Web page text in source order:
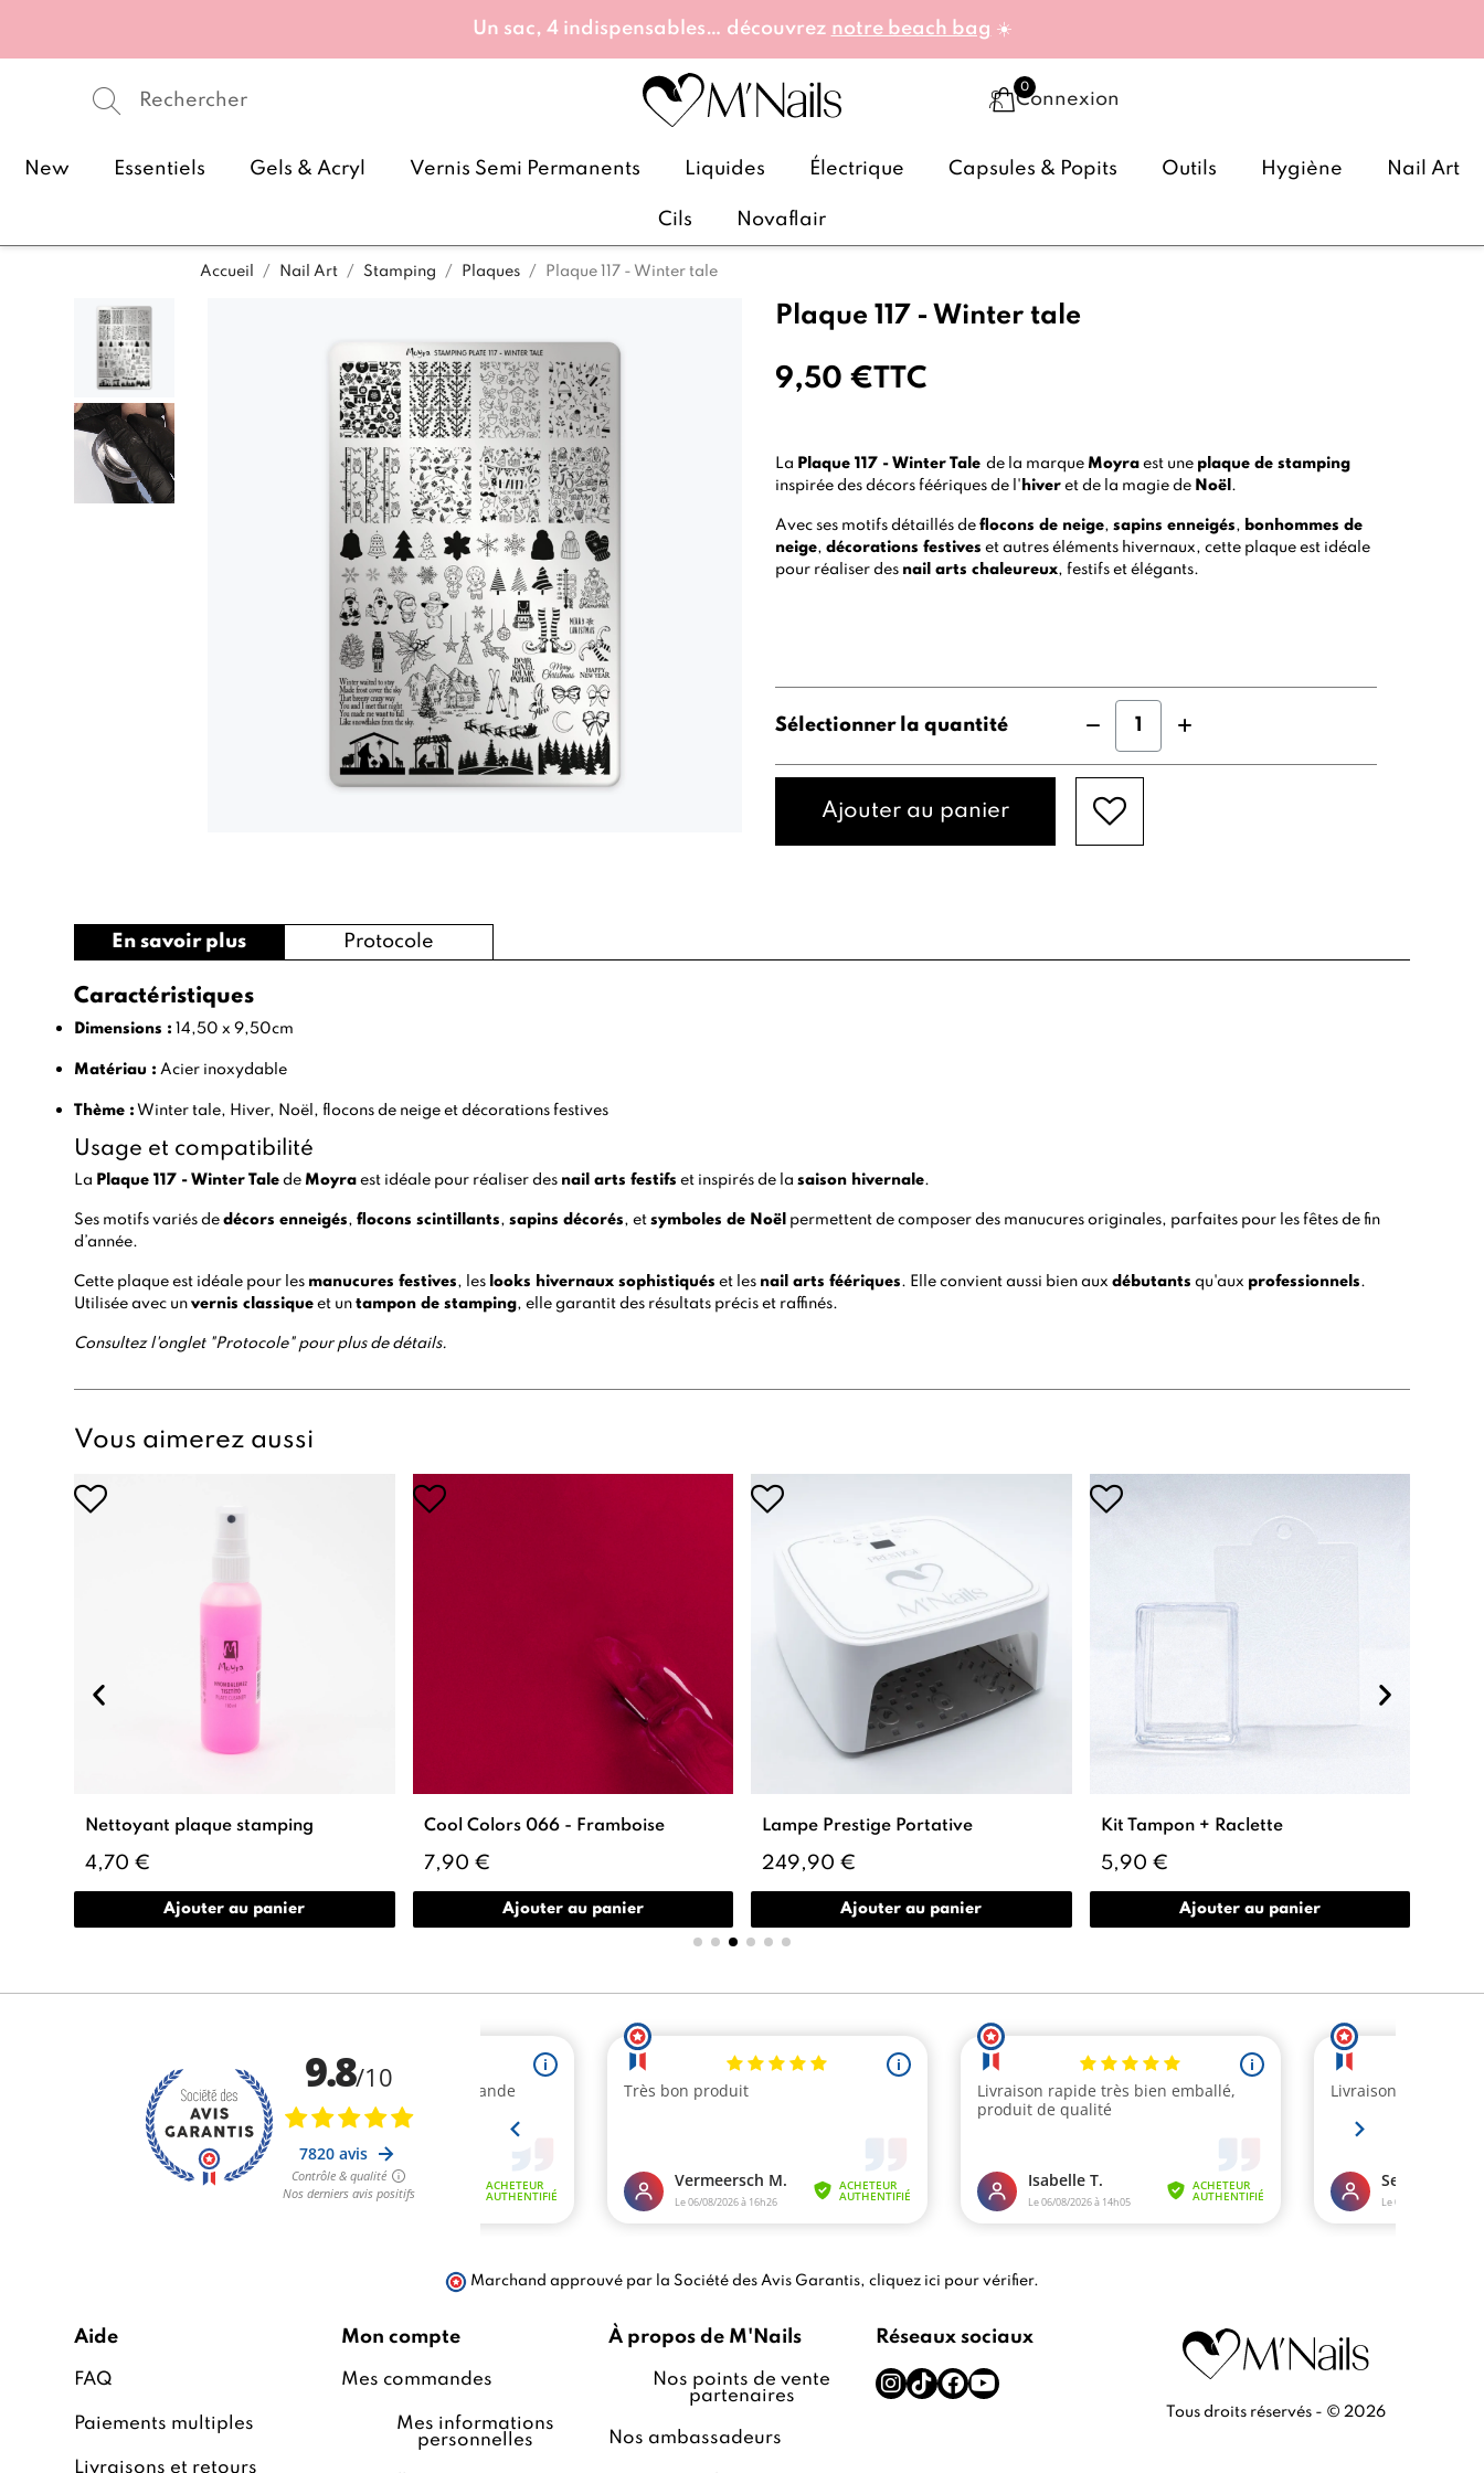
Un sac, 4 indispensables… découvrez notre beach bag ☀️
Connexion
New Essentiels Gels & Acryl Vernis Semi Permanents Liquides Électrique Capsules & Popits Outils Hygiène Nail Art
Cils Novaflair
Accueil Nail Art Stamping Plaques Plaque 117 - Winter tale
Plaque 117 - Winter tale
9,50 €TTC
La Plaque 117 - Winter Tale de la marque Moyra est une plaque de stamping
inspirée des décors féériques de l' hiver et de la magie de Noël .
Avec ses motifs détaillés deflocons de neige,sapins enneigés , bonhommes de
neige,décorations festives et autres éléments hivernaux, cette plaque est idéale
pour réaliser des nail arts chaleureux, festifs et élégants.
Sélectionner la quantité
Ajouter au panier
En savoir plus Protocole
Caractéristiques
Dimensions : 14,50 x 9,50cm
Matériau : Acier inoxydable
Thème : Winter tale, Hiver, Noël, flocons de neige et décorations festives
Usage et compatibilité
La Plaque 117 - Winter Tale de Moyra est idéale pour réaliser des nail arts festifs et inspirés de lasaison hivernale.
Ses motifs variés dedécors enneigés ,flocons scintillants ,sapins décorés , etsymboles de Noël permettent de composer des manucures originales, parfaites pour les fêtes de fin
d’année.
Cette plaque est idéale pour les manucures festives , les looks hivernaux sophistiqués et les nail arts féériques . Elle convient aussi bien auxdébutants qu'aux professionnels .
Utilisée avec unvernis classique et untampon de stamping, elle garantit des résultats précis et raffinés.
Consultez l'onglet "Protocole" pour plus de détails.
Vous aimerez aussi
Nettoyant plaque stamping
4,70 €
Ajouter au panier
Cool Colors 066 - Framboise
7,90 €
Ajouter au panier
Lampe Prestige Portative
249,90 €
Ajouter au panier
Kit Tampon + Raclette
5,90 €
Ajouter au panier
Marchand approuvé par la Société des Avis Garantis, cliquez ici pour vérifier.
Aide
FAQ
Paiements multiples
Livraisons et retours
Mon compte
Mes commandes
Mes informations
personnelles
À propos de M'Nails
Nos points de vente
partenaires
Nos ambassadeurs
Réseaux sociaux
Tous droits réservés - © 2026